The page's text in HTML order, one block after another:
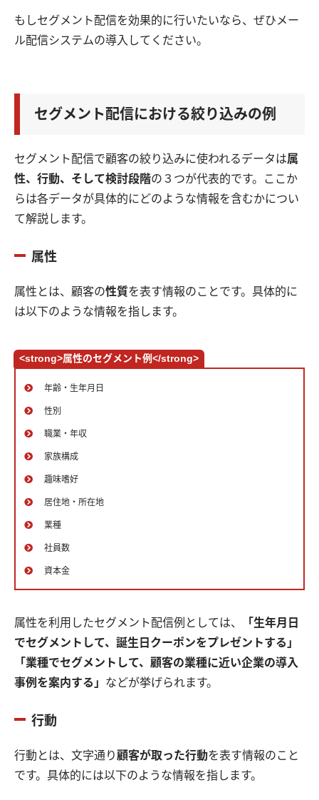
もしセグメント配信を効果的に行いたいなら、ぜひメー
ル配信システムの導入してください。
セグメント配信における絞り込みの例
セグメント配信で顧客の絞り込みに使われるデータは属
性、行動、そして検討段階の３つが代表的です。ここか
らは各データが具体的にどのような情報を含むかについ
て解説します。
属性
属性とは、顧客の性質を表す情報のことです。具体的に
は以下のような情報を指します。
<strong>属性のセグメント例</strong>
年齢・生年月日
性別
職業・年収
家族構成
趣味嗜好
居住地・所在地
業種
社員数
資本金
属性を利用したセグメント配信例としては、
「生年月日
でセグメントして、誕生日クーポンをプレゼントする」
「業種でセグメントして、顧客の業種に近い企業の導入
事例を案内する」 などが挙げられます。
行動
行動とは、文字通り顧客が取った行動を表す情報のこと
です。具体的には以下のような情報を指します。